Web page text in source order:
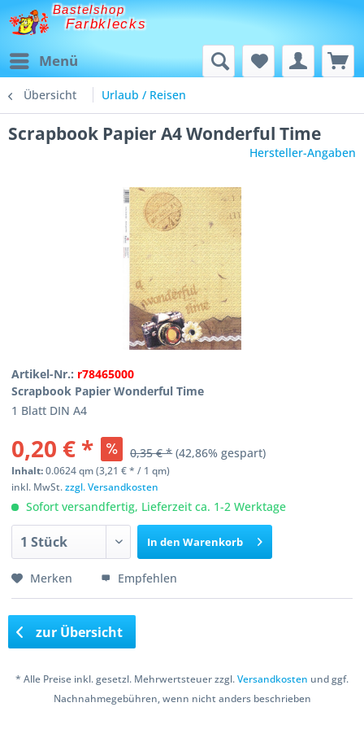
Bastelshop
Farbklecks
Menü
Übersicht Urlaub / Reisen
Scrapbook Papier A4 Wonderful Time
Hersteller-Angaben
Artikel-Nr.: r78465000
Scrapbook Papier Wonderful Time
1 Blatt DIN A4
0,20 € * 0,35 € * (42,86% gespart)
Inhalt:0.0624 qm (3,21 € * / 1 qm)
inkl. MwSt.zzgl. Versandkosten
Sofort versandfertig, Lieferzeit ca. 1-2 Werktage
In den Warenkorb
Merken Empfehlen
zur Übersicht
* Alle Preise inkl. gesetzl. Mehrwertsteuer zzgl.Versandkosten und ggf.
Nachnahmegebühren, wenn nicht anders beschrieben